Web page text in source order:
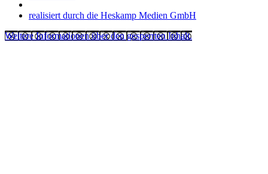
realisiert durch die Heskamp Medien GmbH
Weitere Informationen über den gesperrten Inhalt.